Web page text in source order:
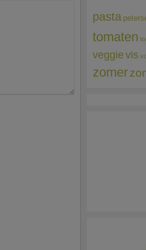
pasta
tomaten
veggie vis
zomer